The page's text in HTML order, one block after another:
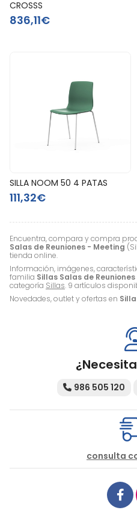
Encuentra, compara y compra
Salas de Reuniones - Meeting
tienda online.
Información, imágenes,
familia Sillas Salas de
categoría Sillas. 9 artículos
Novedades, outlet y ofertas en
CROSSS
836,11€
SILLA NOOM 50 4 PATAS
111,32€
986 505 120
consulta